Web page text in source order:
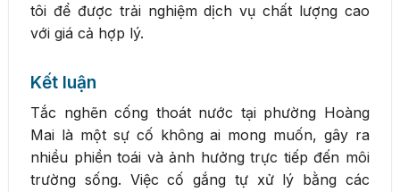
tôi để được trải nghiệm dịch vụ chất lượng cao
với giá cả hợp lý.
Kết luận
Tắc nghẽn cống thoát nước tại phường Hoàng
Mai là một sự cố không ai mong muốn, gây ra
nhiều phiền toái và ảnh hưởng trực tiếp đến môi
trường sống. Việc cố gắng tự xử lý bằng các